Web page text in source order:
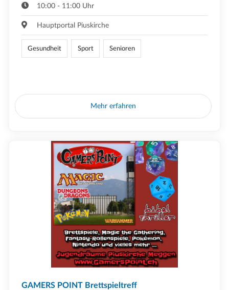
10:00 - 11:00 Uhr
Hauptportal Piuskirche
Gesundheit Sport Senioren
Mehr erfahren
GAMERS POINT Brettspieltreff